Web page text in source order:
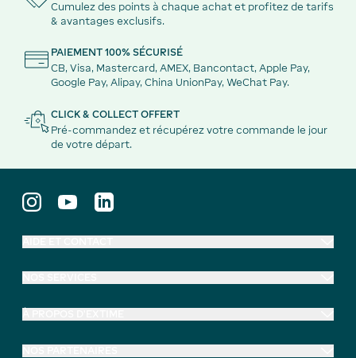
Cumulez des points à chaque achat et profitez de tarifs
& avantages exclusifs.
PAIEMENT 100% SÉCURISÉ
CB, Visa, Mastercard, AMEX, Bancontact, Apple Pay,
Google Pay, Alipay, China UnionPay, WeChat Pay.
CLICK & COLLECT OFFERT
Pré-commandez et récupérez votre commande le jour
de votre départ.